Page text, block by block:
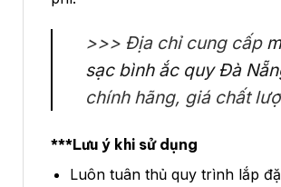
>>> Địa chỉ cung cấp
sạc bình ắc quy Đà
chính hãng, giá chất
***Lưu ý khi sử dụng
Luôn tuân thủ quy trình lắp